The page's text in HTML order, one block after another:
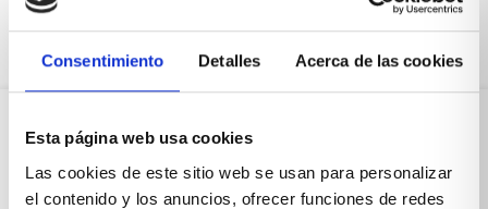
Consentimiento Detalles Acerca de las cookies
Esta página web usa cookies
Las cookies de este sitio web se usan para personalizar
el contenido y los anuncios, ofrecer funciones de redes
Sobre Xíkara